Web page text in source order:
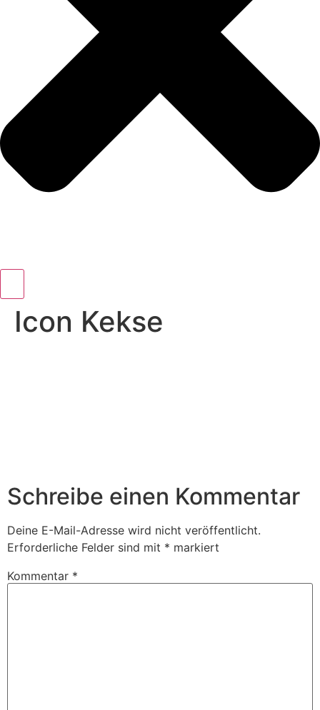
Icon Kekse
Schreibe einen Kommentar
Deine E-Mail-Adresse wird nicht veröffentlicht.
Erforderliche Felder sind mit * markiert
Kommentar *